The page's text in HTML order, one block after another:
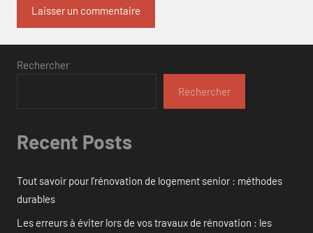
Rechercher
Rechercher
Recent Posts
Tout savoir pour l’rénovation de logement senior : méthodes
durables
Les erreurs à éviter lors de vos travaux de rénovation : les